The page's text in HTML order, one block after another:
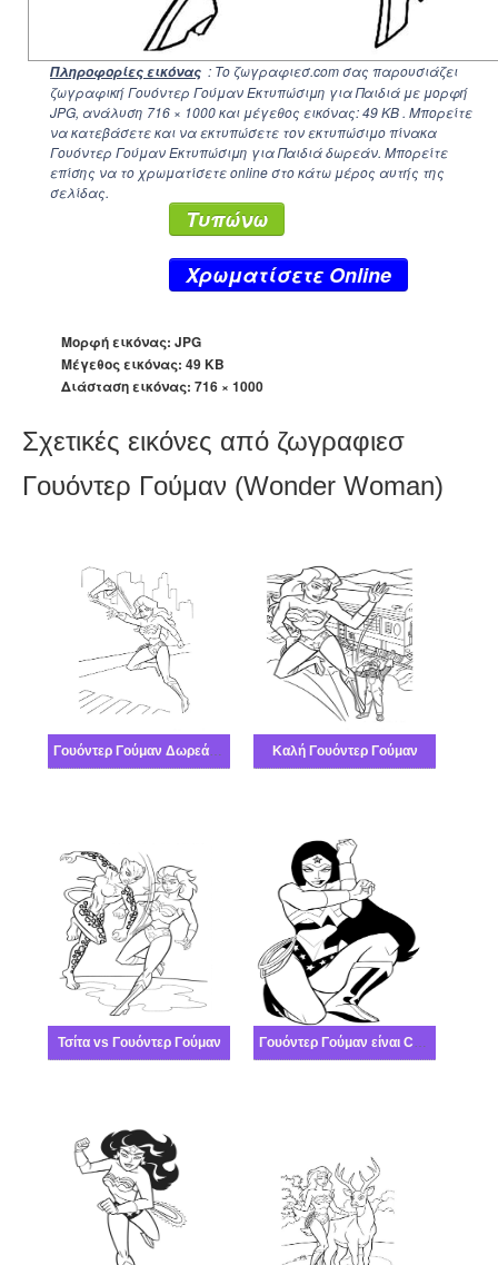
Πληροφορίες εικόνας : Το ζωγραφιεσ.com σας παρουσιάζει
ζωγραφική Γουόντερ Γούμαν Εκτυπώσιμη για Παιδιά με μορφή
JPG, ανάλυση 716 × 1000και μέγεθος εικόνας: 49 KB . Μπορείτε
να κατεβάσετε και να εκτυπώσετε τον εκτυπώσιμο πίνακα
Γουόντερ Γούμαν Εκτυπώσιμη για Παιδιά δωρεάν. Μπορείτε
επίσης να το χρωματίσετε online στο κάτω μέρος αυτής της
σελίδας.
Τυπώνω
Xρωματίσετε Online
Μορφή εικόνας: JPG
Μέγεθος εικόνας: 49 KB
Διάσταση εικόνας: 716 × 1000
Σχετικές εικόνες από ζωγραφιεσ
Γουόντερ Γούμαν (Wonder Woman)
Γουόντερ Γούμαν Δωρεάν για Παιδιά Καλή Γουόντερ Γούμαν
Τσίτα vs Γουόντερ Γούμαν Γουόντερ Γούμαν είναι Cool